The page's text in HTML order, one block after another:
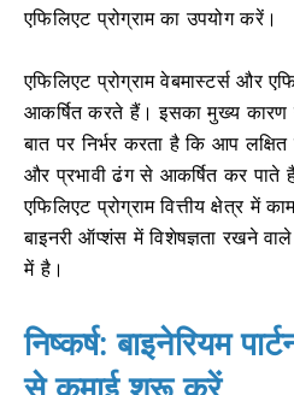
एफिलिएट प्रोग्राम का उपयोग करें।
एफिलिएट प्रोग्राम वेबमास्टर्स और
आकर्षित करते हैं। इसका मुख्य कारण
बात पर निर्भर करता है कि आप
और प्रभावी ढंग से आकर्षित कर
एफिलिएट प्रोग्राम वित्तीय क्षेत्र
बाइनरी ऑप्शंस में विशेषज्ञता रखने
में है।
निष्कर्ष: बाइनेरियम